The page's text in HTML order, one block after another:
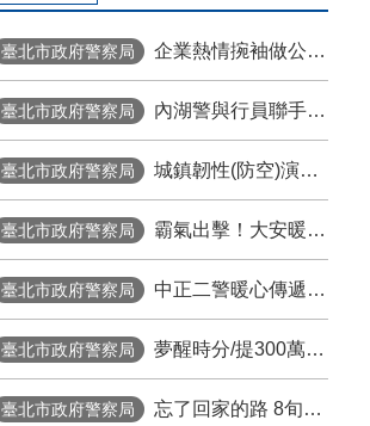
114年警政署警察刑事紀錄證明網路申請郵寄領證宣導短片
有市政問題，歡迎點選台北通首頁「1999」反映或撥打網路電話諮詢
有關警政署「警政服務APP也 能撥打110報案」，歡迎踴躍下載使用
「2026城鎮韌性（防空）演習-行動網路降速演練」110報案因應措施
【提醒】北部地區2026城鎮韌性(防空)演習訂於8月13日(四)14時30分至15時實施，本次加入行動網路降速演練，如緊急報案請改撥110或發簡訊0911-510-914。
臺北市政府警察局 企業熱情捥袖做公益 與內湖警防制酒毒駕
臺北市政府警察局 內湖警與行員聯手阻詐 暖心守住13萬元血汗錢
臺北市政府警察局 城鎮韌性(防空)演習將登場 北市警呼籲民眾先行查看及截圖保存防空避難設施位置
臺北市政府警察局 霸氣出擊！大安暖警街頭上演「公主抱」 助行動不便長者平安返家
臺北市政府警察局 中正二警暖心傳遞關懷簡訊，成功助失聯女大生平安返家
臺北市政府警察局 夢醒時分/提300萬買虛擬貨幣 北投警銀聯手即時阻詐
臺北市政府警察局 忘了回家的路 8旬翁一路搭公車坐回總站 松山警抽絲剝繭助返家